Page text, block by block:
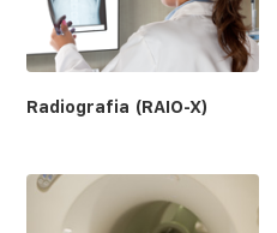
Radiografia (RAIO-X)